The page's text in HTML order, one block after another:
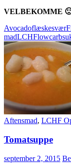
VELBEKOMME
Avocadoflæskesvær
madLCHFlowcarb
Aftensmad, LCHF
Tomatsuppe
september 2, 2015